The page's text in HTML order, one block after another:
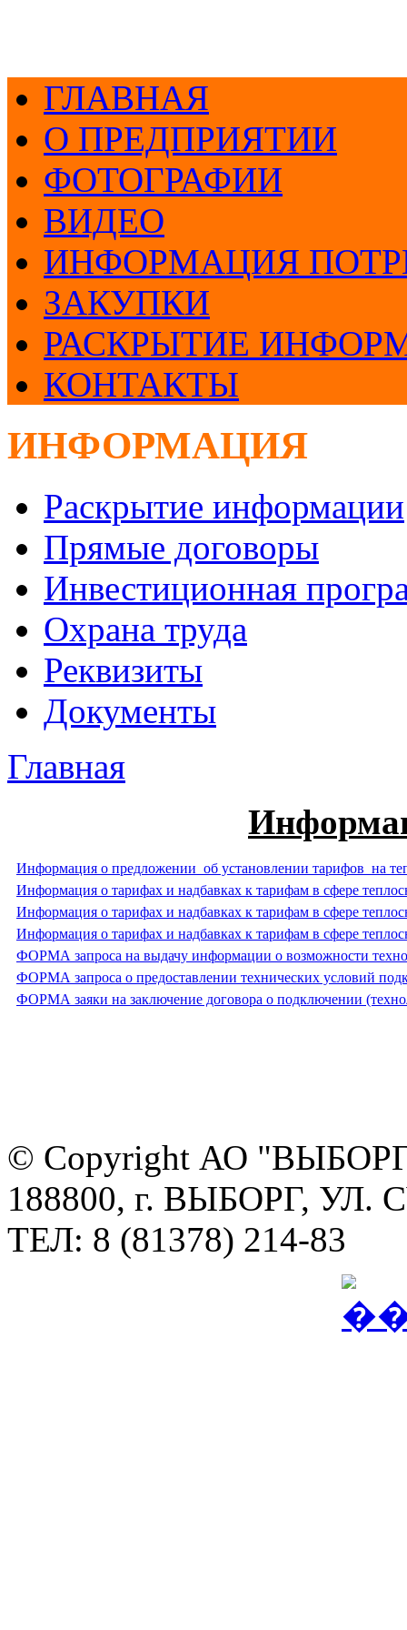
ГЛАВНАЯ
О ПРЕДПРИЯТИИ
ФОТОГРАФИИ
ВИДЕО
ИНФОРМАЦИЯ
ЗАКУПКИ
РАСКРЫТИЕ
КОНТАКТЫ
ИНФОРМАЦИЯ
Раскрытие информации
Прямые договоры
Инвестиционная
Охрана труда
Реквизиты
Документы
Главная
Информация о предложении об установлении тарифов на
Информация о тарифах и надбавках к тарифам в сфере
Информация о тарифах и надбавках к тарифам в сфере
Информация о тарифах и надбавках к тарифам в сфере
ФОРМА запроса на выдачу информации о возможности
ФОРМА запроса о предоставлении технических условий
ФОРМА заяки на заключение договора о подключении
© Copyright АО
188800, г. ВЫБОРГ, УЛ.
ТЕЛ: 8 (81378) 214-83